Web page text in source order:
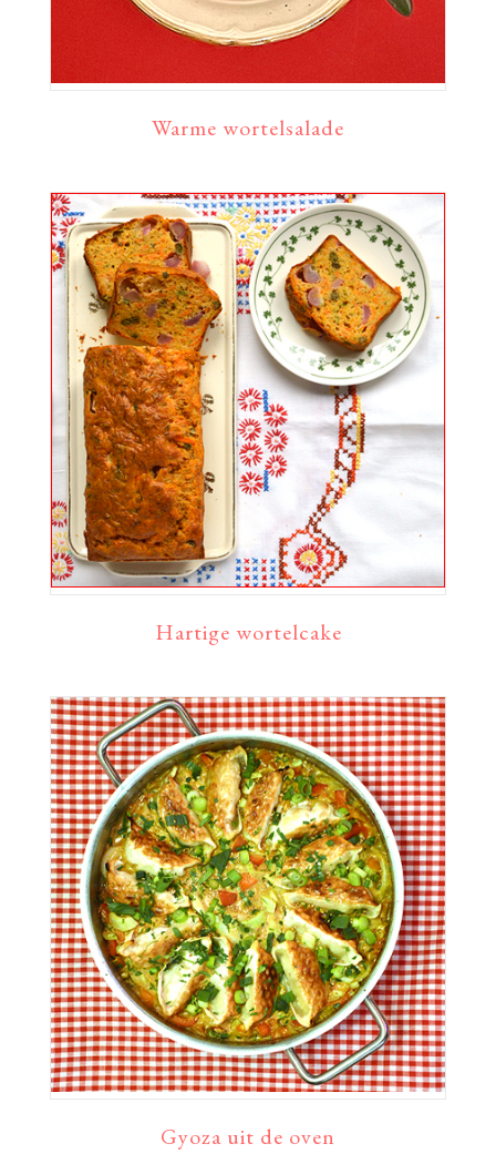
Warme wortelsalade
Hartige wortelcake
Gyoza uit de oven